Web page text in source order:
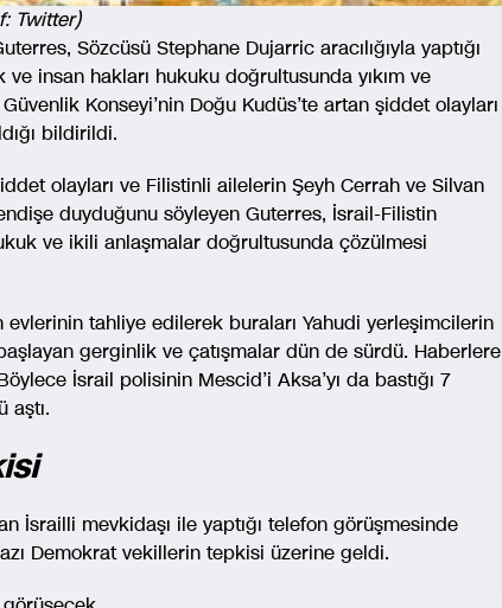
Twitter)
Sözcüsü Stephane Dujarric aracılığıyla yaptığı
insan hakları hukuku doğrultusunda yıkım ve
Konseyi’nin Doğu Kudüs’te artan şiddet olayları
bildirildi.
olayları ve Filistinli ailelerin Şeyh Cerrah ve Silvan
duyduğunu söyleyen Guterres, İsrail-Filistin
ve ikili anlaşmalar doğrultusunda çözülmesi
tahliye edilerek buraları Yahudi yerleşimcilerin
gerginlik ve çatışmalar dün de sürdü. Haberlere
İsrail polisinin Mescid’i Aksa’yı da bastığı 7
aştı.
İsrailli mevkidaşı ile yaptığı telefon görüşmesinde
Demokrat vekillerin tepkisi üzerine geldi.